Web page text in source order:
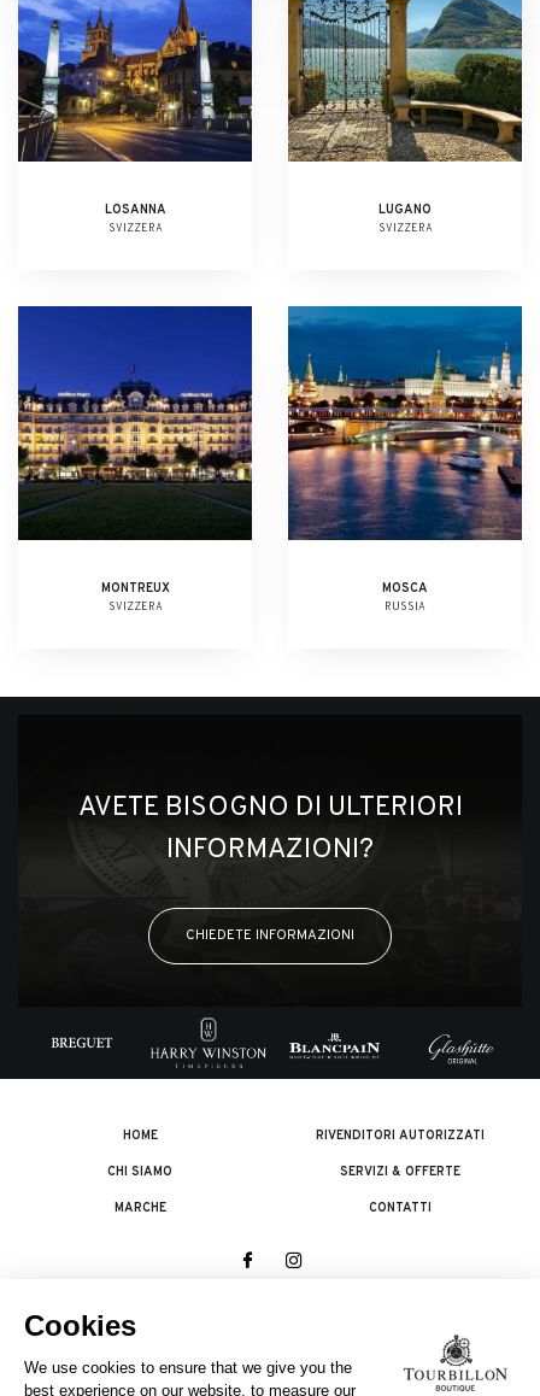
LOSANNA
SVIZZERA
LUGANO
SVIZZERA
MONTREUX
SVIZZERA
MOSCA
RUSSIA
AVETE BISOGNO DI ULTERIORI
INFORMAZIONI?
CHIEDETE INFORMAZIONI
HOME
CHI SIAMO
MARCHE
RIVENDITORI AUTORIZZATI
SERVIZI & OFFERTE
CONTATTI